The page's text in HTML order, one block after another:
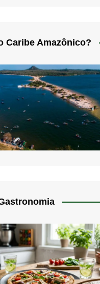
Caribe Amazônico?